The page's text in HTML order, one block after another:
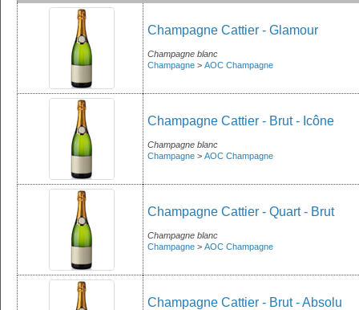
Champagne Cattier - Glamour
Champagne blanc
Champagne > AOC Champagne
Champagne Cattier - Brut - Icône
Champagne blanc
Champagne > AOC Champagne
Champagne Cattier - Quart - Brut
Champagne blanc
Champagne > AOC Champagne
Champagne Cattier - Brut - Absolu